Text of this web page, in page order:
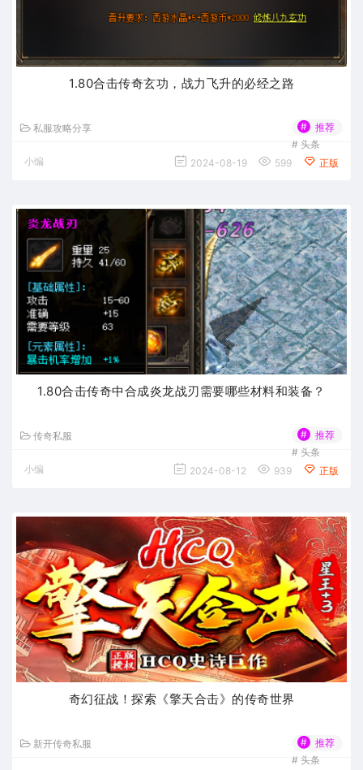
1.80合击传奇玄功，战力飞升的必经之路
私服攻略分享 #
推荐
# 头条
小编
2024-08-19 599 正版
1.80合击传奇中合成炎龙战刃需要哪些材料和装备？
传奇私服 #
推荐
# 头条
小编
2024-08-12 939 正版
奇幻征战！探索《擎天合击》的传奇世界
新开传奇私服 #
推荐
# 头条